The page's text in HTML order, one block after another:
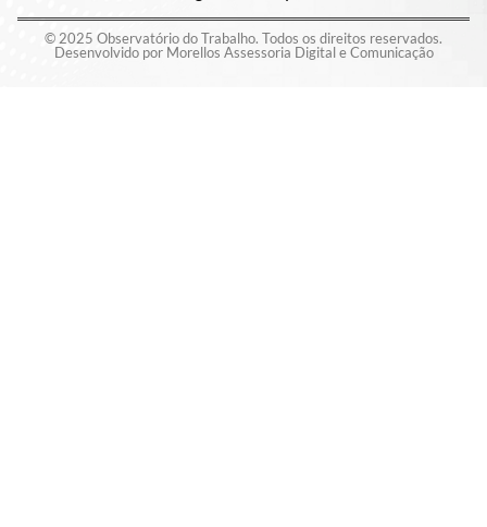
© 2025 Observatório do Trabalho. Todos os direitos reservados.
Desenvolvido por Morellos Assessoria Digital e Comunicação